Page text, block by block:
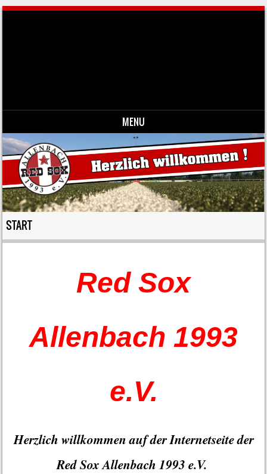
MENU
Skip to content
START
Red Sox
Allenbach 1993
e.V.
Herzlich willkommen auf der Internetseite der
Red Sox Allenbach 1993 e.V.